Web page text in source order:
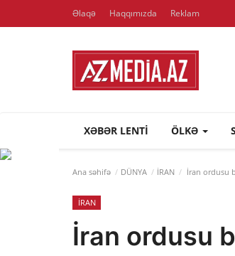
Əlaqə Haqqımızda Reklam
XƏBƏR LENTI ÖLKƏ
Ana səhifə DÜNYA İRAN İran ordusu
İRAN
İran ordusu